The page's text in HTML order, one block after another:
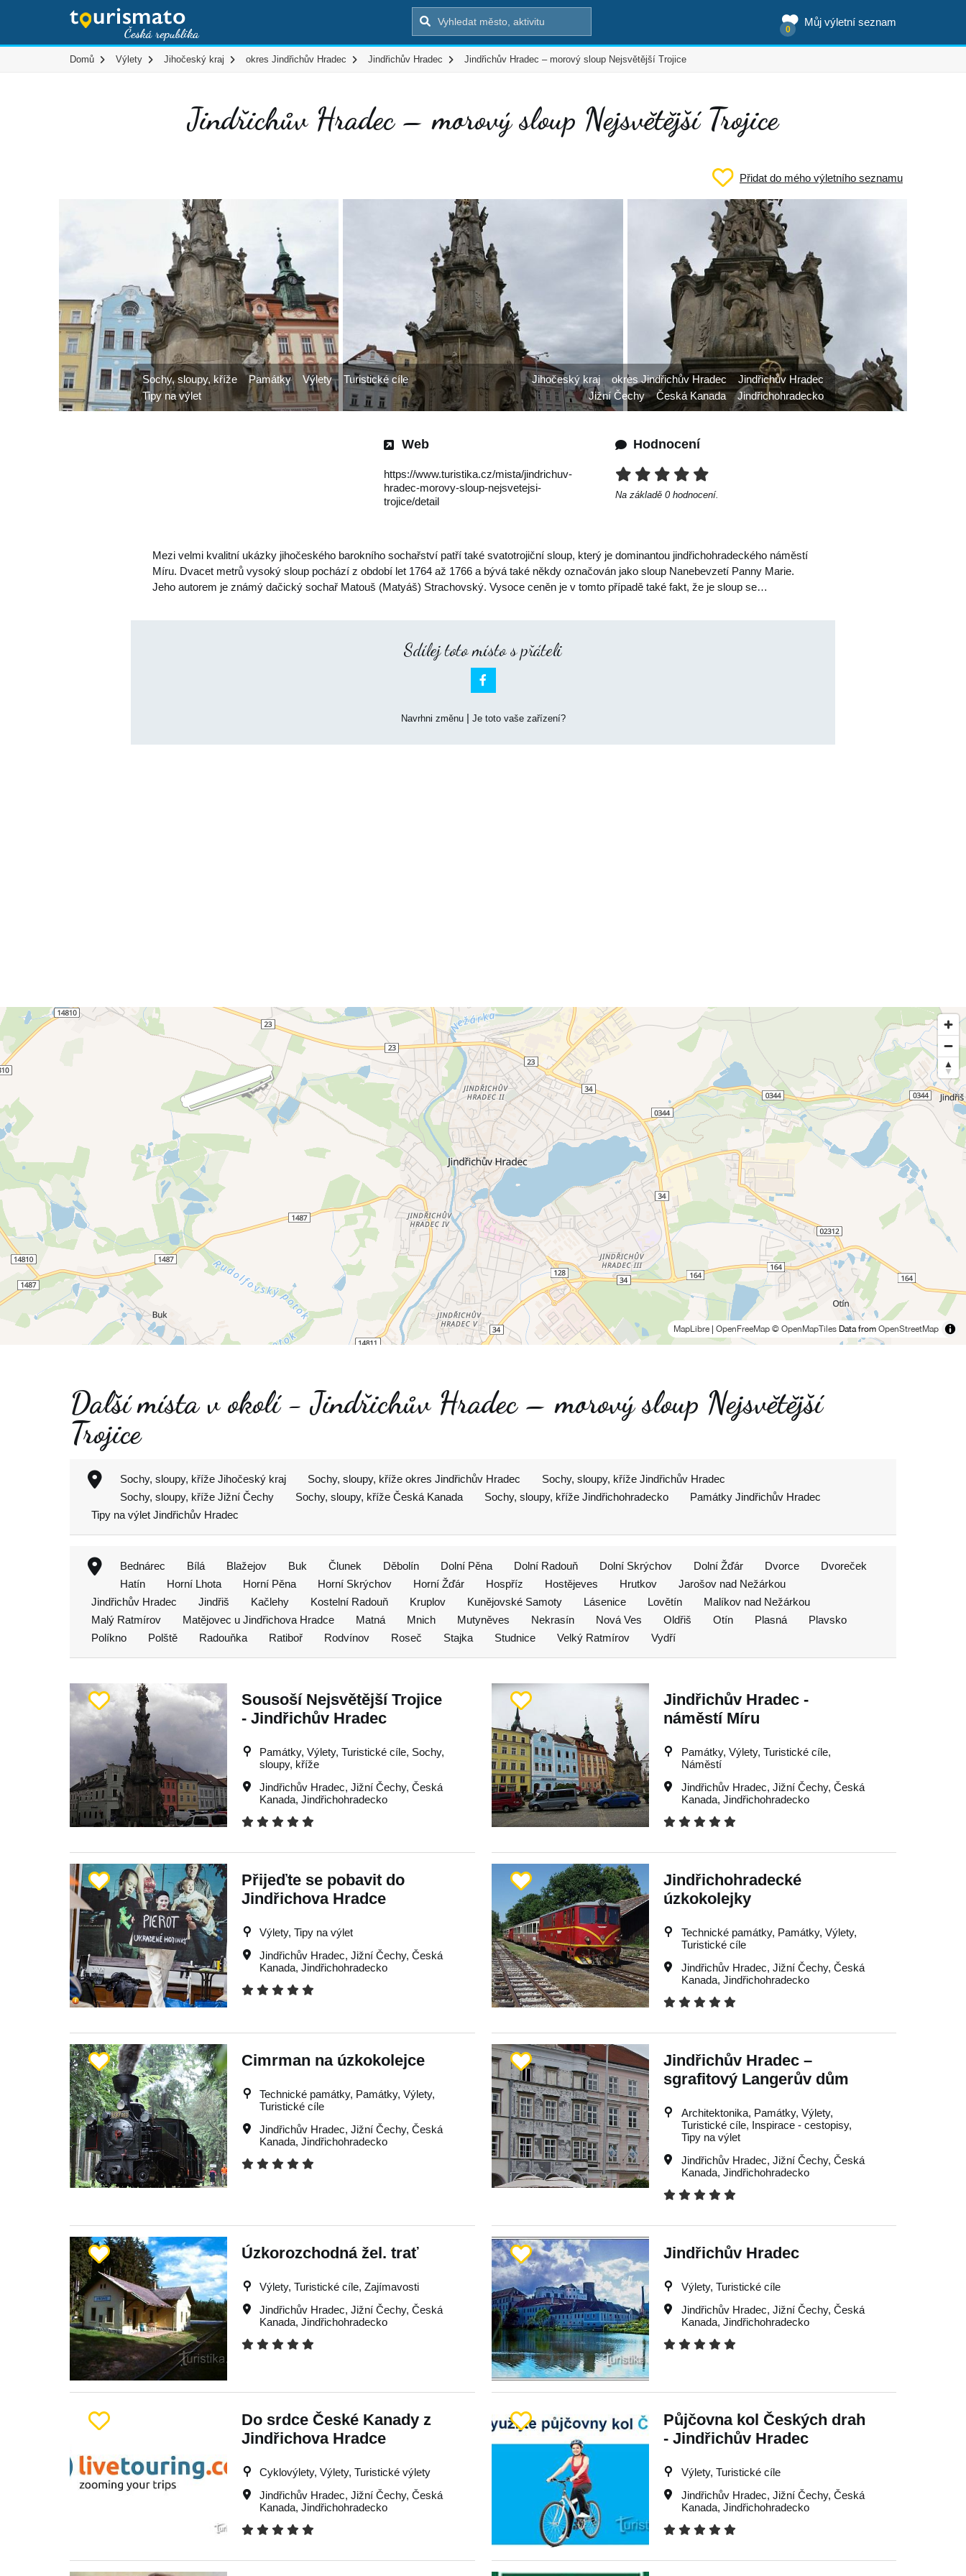
Můj výletní seznam
0
Domů Výlety Jihočeský kraj okres Jindřichův Hradec Jindřichův Hradec Jindřichův Hradec – morový sloup Nejsvětější Trojice
Jindřichův Hradec – morový sloup Nejsvětější Trojice
Přidat do mého výletního seznamu
Web
https://www.turistika.cz/mista/jindrichuv-
hradec-morovy-sloup-nejsvetejsi-
trojice/detail
Hodnocení
Na základě 0 hodnocení.
Mezi velmi kvalitní ukázky jihočeského barokního sochařství patří také svatotrojiční sloup, který je dominantou jindřichohradeckého náměstí
Míru. Dvacet metrů vysoký sloup pochází z období let 1764 až 1766 a bývá také někdy označován jako sloup Nanebevzetí Panny Marie.
Jeho autorem je známý dačický sochař Matouš (Matyáš) Strachovský. Vysoce ceněn je v tomto případě také fakt, že je sloup se…
Sochy, sloupy, kříže Památky Výlety
Turistické cíle
Tipy na výlet
Jihočeský kraj okres Jindřichův Hradec
Jindřichův Hradec
Jižní Čechy
Česká Kanada Jindřichohradecko
Sdílej toto místo s přáteli

Navrhni změnu| Je toto vaše zařízení?
MapLibre OpenFreeMap © OpenMapTiles Data from OpenStreetMap
Další místa v okolí - Jindřichův Hradec – morový sloup Nejsvětější
Trojice
Sochy, sloupy, kříže Jihočeský kraj Sochy, sloupy, kříže okres Jindřichův Hradec
Sochy, sloupy, kříže Jindřichův Hradec
Sochy, sloupy, kříže Jižní Čechy
Sochy, sloupy, kříže Česká Kanada Sochy, sloupy, kříže Jindřichohradecko
Památky Jindřichův Hradec
Tipy na výlet Jindřichův Hradec
Bednárec Bílá Blažejov Buk Člunek Děbolín Dolní Pěna Dolní Radouň Dolní Skrýchov Dolní Žďár Dvorce
Dvoreček
Hatín
Horní Lhota Horní Pěna Horní Skrýchov Horní Žďár Hospříz Hostějeves Hrutkov
Jarošov nad Nežárkou
Jindřichův Hradec
Jindřiš Kačlehy Kostelní Radouň Kruplov Kunějovské Samoty Lásenice Lovětín
Malíkov nad Nežárkou
Malý Ratmírov
Matějovec u Jindřichova Hradce Matná Mnich Mutyněves Nekrasín Nová Ves Oldřiš Otín Plasná
Plavsko
Políkno
Polště Radouňka Ratiboř Rodvínov Roseč Stajka Studnice Velký Ratmírov Vydří
Sousoší Nejsvětější Trojice
- Jindřichův Hradec
Památky, Výlety, Turistické cíle, Sochy,
sloupy, kříže
Jindřichův Hradec,Jižní Čechy,Česká
Kanada,Jindřichohradecko
Jindřichův Hradec -
náměstí Míru
Památky, Výlety, Turistické cíle,
Náměstí
Jindřichův Hradec, Jižní Čechy, Česká
Kanada, Jindřichohradecko
Přijeďte se pobavit do
Jindřichova Hradce
Výlety, Tipy na výlet
Jindřichův Hradec,Jižní Čechy,Česká
Kanada,Jindřichohradecko
Jindřichohradecké
úzkokolejky
Technické památky, Památky, Výlety,
Turistické cíle
Jindřichův Hradec, Jižní Čechy, Česká
Kanada, Jindřichohradecko
Cimrman na úzkokolejce
Technické památky, Památky, Výlety,
Turistické cíle
Jindřichův Hradec,Jižní Čechy,Česká
Kanada,Jindřichohradecko
Jindřichův Hradec –
sgrafitový Langerův dům
Architektonika, Památky, Výlety,
Turistické cíle, Inspirace - cestopisy,
Tipy na výlet
Jindřichův Hradec, Jižní Čechy, Česká
Kanada, Jindřichohradecko
Úzkorozchodná žel. trať
Výlety, Turistické cíle, Zajímavosti
Jindřichův Hradec,Jižní Čechy,Česká
Kanada,Jindřichohradecko
Jindřichův Hradec
Výlety, Turistické cíle
Jindřichův Hradec, Jižní Čechy, Česká
Kanada, Jindřichohradecko
Do srdce České Kanady z
Jindřichova Hradce
Cyklovýlety, Výlety, Turistické výlety
Jindřichův Hradec,Jižní Čechy,Česká
Kanada,Jindřichohradecko
Půjčovna kol Českých drah
- Jindřichův Hradec
Výlety, Turistické cíle
Jindřichův Hradec, Jižní Čechy, Česká
Kanada, Jindřichohradecko